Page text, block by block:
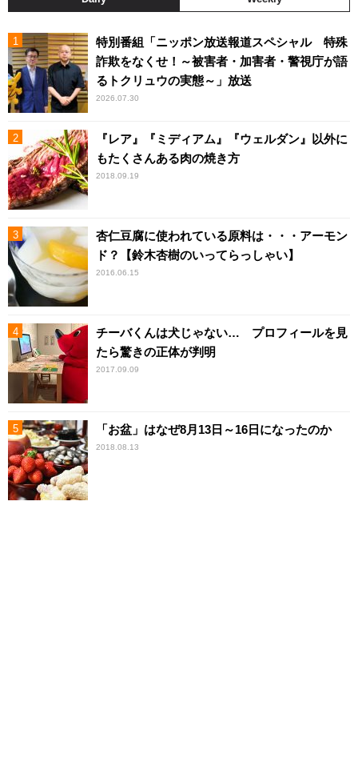
特別番組「ニッポン放送報道スペシャル 特殊
詐欺をなくせ！～被害者・加害者・警視庁が語
るトクリュウの実態～」放送
2026.07.30
『レア』『ミディアム』『ウェルダン』以外に
もたくさんある肉の焼き方
2018.09.19
杏仁豆腐に使われている原料は・・・アーモン
ド？【鈴木杏樹のいってらっしゃい】
2016.06.15
チーバくんは犬じゃない… プロフィールを見
たら驚きの正体が判明
2017.09.09
「お盆」はなぜ8月13日～16日になったのか
2018.08.13